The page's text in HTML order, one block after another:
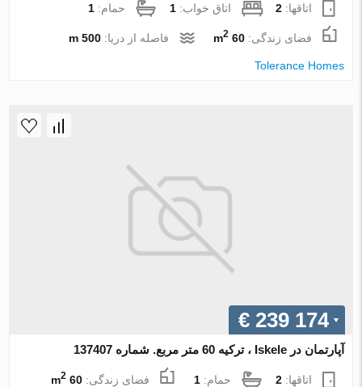
اتاقها:2 اتاق خواب:1 حمام:1
فضای زندگی:60 m
2 فاصله از دریا:500 m
Tolerance Homes
€ 239 174
آپارتمان در Iskele ، ترکیه 60 متر مربع. شماره 137407
اتاقها:2 حمام:1 فضای زندگی:60 m
2